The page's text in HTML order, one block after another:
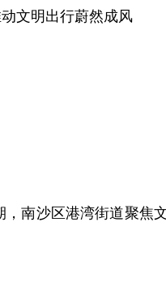
文明出行蔚然成风
南沙区港湾街道聚焦